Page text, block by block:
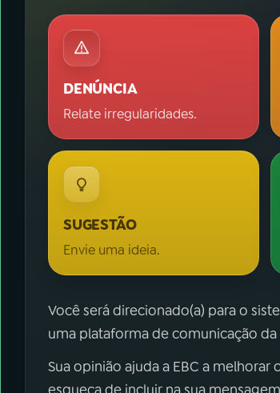
DENÚNCIA
Relate irregularidades.
SUGESTÃO
Envie uma ideia.
Você será direcionado(a) para o
uma plataforma de comunicação
Sua opinião ajuda a EBC a